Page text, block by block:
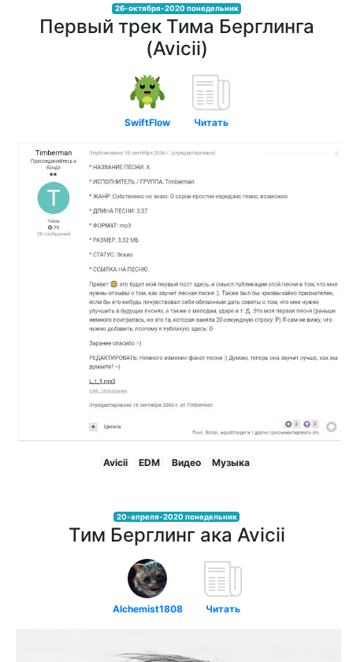
26-октября-2020 понедельник
Первый трек Тима Берглинга
(Avicii)
SwiftFlow Читать
Avicii EDM Видео Музыка
20-апреля-2020 понедельник
Тим Берглинг ака Avicii
Alchemist1808 Читать